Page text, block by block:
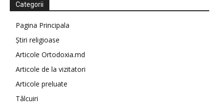
Categorii
Pagina Principala
Știri religioase
Articole Ortodoxia.md
Articole de la vizitatori
Articole preluate
Tâlcuiri